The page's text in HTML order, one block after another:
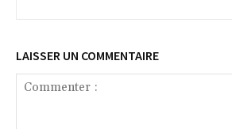
LAISSER UN COMMENTAIRE